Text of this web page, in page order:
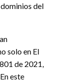
del
solo en El
de 2021,
este